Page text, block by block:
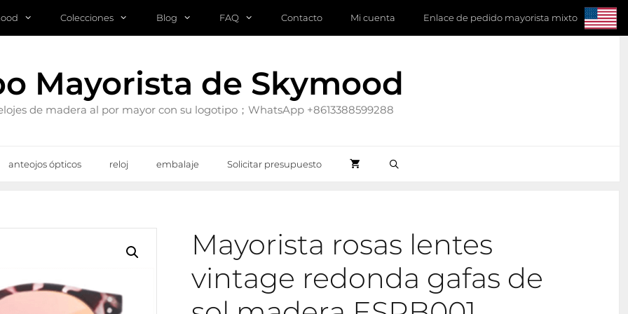
Colecciones Blog FAQ Contacto Mi cuenta Enlace de pedido mayorista mixto
Mayorista de Skymood
de madera al por mayor con su logotipo；WhatsApp +8613388599288
anteojos ópticos reloj embalaje Solicitar presupuesto
Mayorista rosas lentes
vintage redonda gafas de